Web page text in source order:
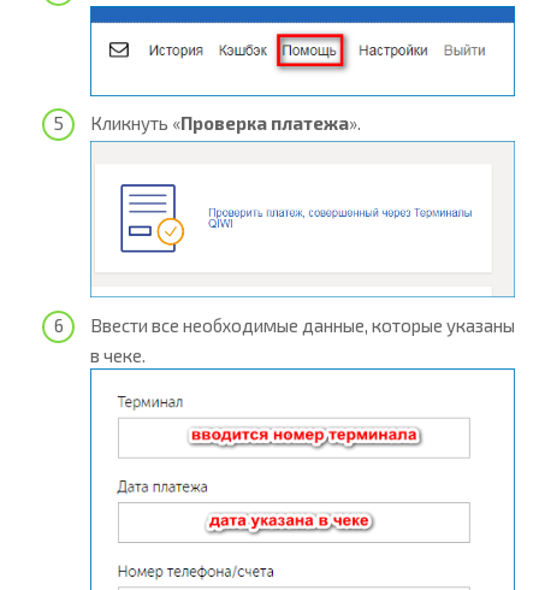
Кликнуть «Проверка платежа».
Ввести все необходимые данные, которые указаны
в чеке.